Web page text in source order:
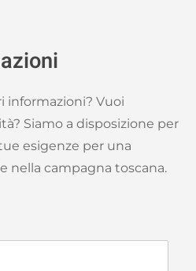
informazioni? Vuoi
Siamo a disposizione per
esigenze per una
nella campagna toscana.